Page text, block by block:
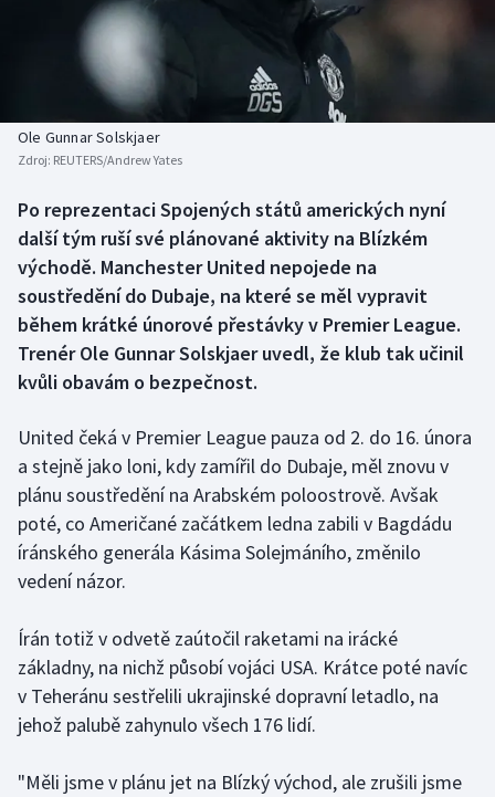
Baseball a softbal
Basketbal
Biatlon
Box
Curling
Dostihy
Futsal
Golf
Gymnastika
Jezdectví
Judo
Krasobruslení
Soutěže
Historické návraty
Aplikace ČT sport
Ole Gunnar Solskjaer
Zdroj: REUTERS/Andrew Yates
Po reprezentaci Spojených států amerických nyní
další tým ruší své plánované aktivity na Blízkém
východě. Manchester United nepojede na
soustředění do Dubaje, na které se měl vypravit
během krátké únorové přestávky v Premier League.
Trenér Ole Gunnar Solskjaer uvedl, že klub tak učinil
kvůli obavám o bezpečnost.
United čeká v Premier League pauza od 2. do 16. února
a stejně jako loni, kdy zamířil do Dubaje, měl znovu v
plánu soustředění na Arabském poloostrově. Avšak
poté, co Američané začátkem ledna zabili v Bagdádu
íránského generála Kásima Solejmáního, změnilo
vedení názor.
Írán totiž v odvetě zaútočil raketami na irácké
základny, na nichž působí vojáci USA. Krátce poté navíc
v Teheránu sestřelili ukrajinské dopravní letadlo, na
jehož palubě zahynulo všech 176 lidí.
"Měli jsme v plánu jet na Blízký východ, ale zrušili jsme